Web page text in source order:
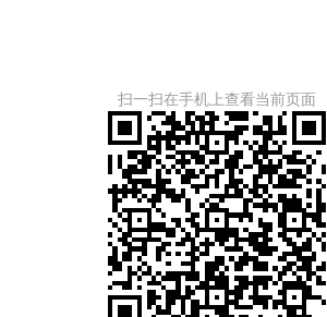
扫一扫在手机上查看当前页面